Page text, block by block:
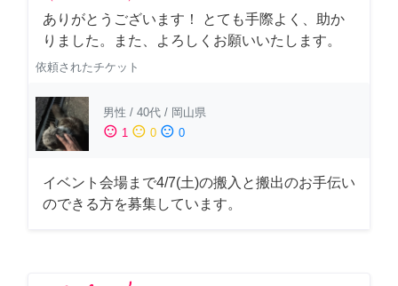
ありがとうございます！ とても手際よく、助か
りました。また、よろしくお願いいたします。
依頼されたチケット
男性 / 40代 / 岡山県
sentiment_satisfied 1 sentiment_neutral 0 sentiment_dissatisfied 0
イベント会場まで4/7(土)の搬入と搬出のお手伝い
のできる方を募集しています。